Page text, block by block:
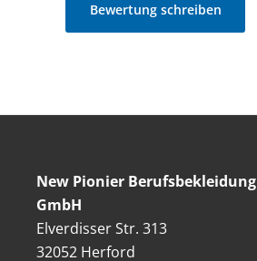
Bewertung schreiben
New Pionier Berufsbekleidung
GmbH
Elverdisser Str. 313
32052 Herford